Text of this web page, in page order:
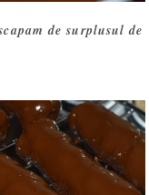
de surplusul de